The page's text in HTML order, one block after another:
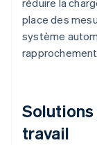
réduire la
place des
système
travail